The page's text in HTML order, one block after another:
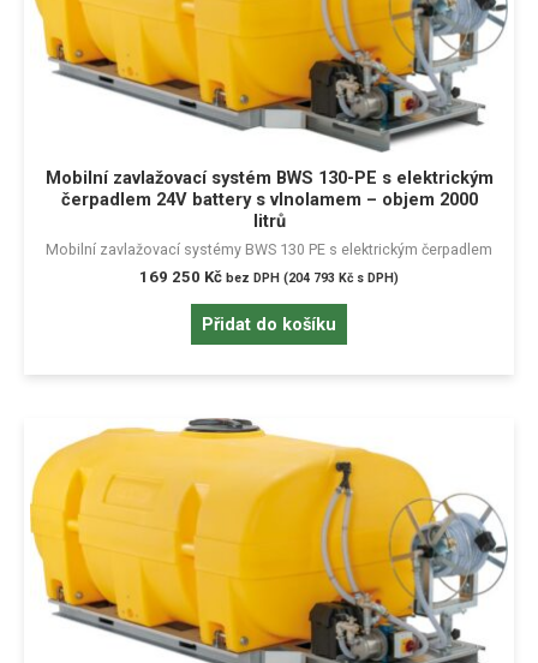
Mobilní zavlažovací systém BWS 130-PE s elektrickým
čerpadlem 24V battery s vlnolamem – objem 2000
litrů
Mobilní zavlažovací systémy BWS 130 PE s elektrickým čerpadlem
169 250 Kč bez DPH (204 793 Kč s DPH)
Přidat do košíku